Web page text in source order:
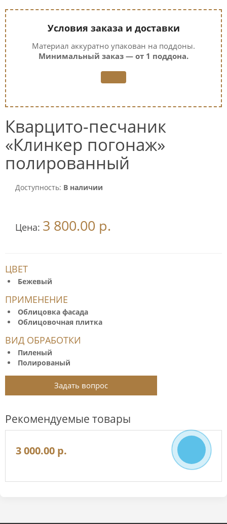
Условия заказа и доставки
Материал аккуратно упакован на поддоны.
Минимальный заказ — от 1 поддона.
Кварцито-песчаник
«Клинкер погонаж»
полированный
Доступность: В наличии
Цена: 3 800.00 р.
ЦВЕТ
Бежевый
ПРИМЕНЕНИЕ
Облицовка фасада
Облицовочная плитка
ВИД ОБРАБОТКИ
Пиленый
Полированый
Задать вопрос
Рекомендуемые товары
Кварцито-песчаник "Клинкер" шлифованный
3 000.00 р.